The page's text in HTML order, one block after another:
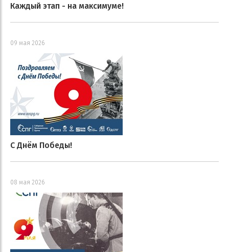
Каждый этап - на максимуме!
09 мая 2026
С Днём Победы!
08 мая 2026